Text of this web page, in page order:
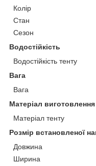
Колір
Стан
Сезон
Водостійкість
Водостійкість тенту
Вага
Вага
Матеріал виготовлення
Матеріал тенту
Розмір встановленої
Довжина
Ширина